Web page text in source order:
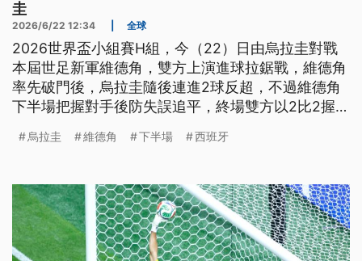
圭
2026/6/22 12:34 全球
2026世界盃小組賽H組，今（22）日由烏拉圭對戰
本屆世足新軍維德角，雙方上演進球拉鋸戰，維德角
率先破門後，烏拉圭隨後連進2球反超，不過維德角
下半場把握對手後防失誤追平，終場雙方以2比2握手
烏拉圭 維德角 下半場 西班牙